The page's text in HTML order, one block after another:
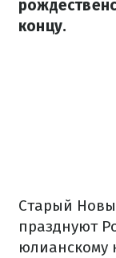
концу.
Старый
празднуют
юлианскому